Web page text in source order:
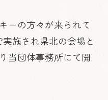
ーの方々が来られて
施され県北の会場と
当団体事務所にて開